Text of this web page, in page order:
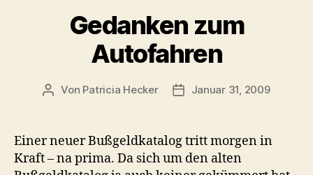
Gedanken zum
Autofahren
Beitragsautor
Von Patricia Hecker Beitragsdatum
Januar 31, 2009
Einer neuer Bußgeldkatalog tritt morgen in
Kraft – na prima. Da sich um den alten